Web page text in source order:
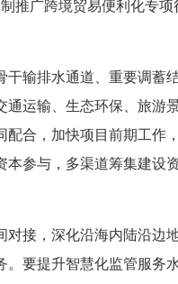
推广跨境贸易便利化专项
输排水通道、重要调蓄
运输、生态环保、旅游
配合，加快项目前期工作
参与，多渠道筹集建设
接，深化沿海内陆沿边
要提升智慧化监管服务